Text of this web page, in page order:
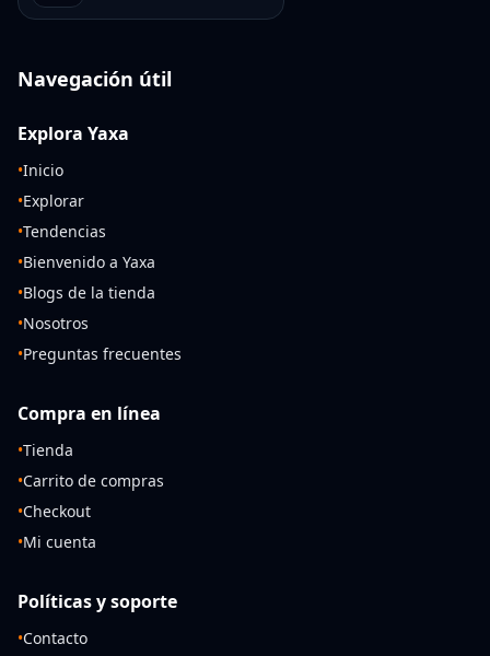
Navegación útil
Explora Yaxa
•Inicio
•Explorar
•Tendencias
•Bienvenido a Yaxa
•Blogs de la tienda
•Nosotros
•Preguntas frecuentes
Compra en línea
•Tienda
•Carrito de compras
•Checkout
•Mi cuenta
Políticas y soporte
•Contacto